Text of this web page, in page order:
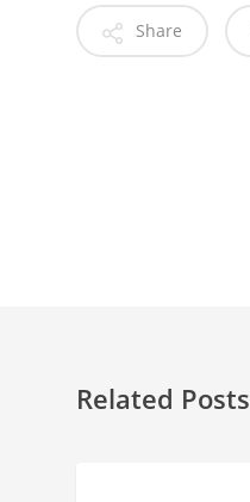
Share
Related Posts